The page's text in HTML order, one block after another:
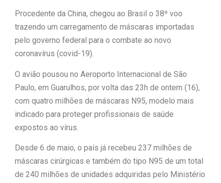
Procedente da China, chegou ao Brasil o 38º voo
trazendo um carregamento de máscaras importadas
pelo governo federal para o combate ao novo
coronavírus (covid-19).
O avião pousou no Aeroporto Internacional de São
Paulo, em Guarulhos, por volta das 23h de ontem (16),
com quatro milhões de máscaras N95, modelo mais
indicado para proteger profissionais de saúde
expostos ao vírus.
Desde 6 de maio, o país já recebeu 237 milhões de
máscaras cirúrgicas e também do tipo N95 de um total
de 240 milhões de unidades adquiridas pelo Ministério